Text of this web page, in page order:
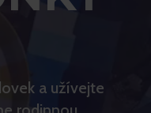
a užívejte